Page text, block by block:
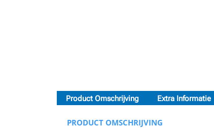
Product Omschrijving Extra Informatie
PRODUCT OMSCHRIJVING